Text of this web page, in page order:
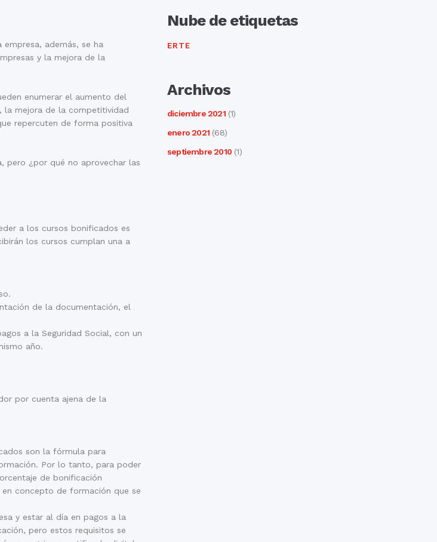
además, se ha
y la mejora de la
enumerar el aumento del
la mejora de la competitividad
repercuten de forma positiva
pero ¿por qué no aprovechar las
a los cursos bonificados es
los cursos cumplan una a
de la documentación, el
a la Seguridad Social, con un
año.
por cuenta ajena de la
son la fórmula para
Por lo tanto, para poder
de bonificación
concepto de formación que se
y estar al día en pagos a la
pero estos requisitos se
Nube de etiquetas
ERTE
Archivos
diciembre 2021(1)
enero 2021(68)
septiembre 2010(1)